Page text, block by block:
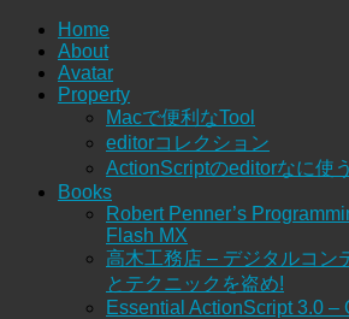
Home
About
Avatar
Property
Macで便利なTool
editorコレクション
ActionScriptのeditorなに使
Books
Robert Penner’s
Flash MX
高木工務店 – デジタルコン
とテクニックを盗め!
Essential ActionScript 3.0 –